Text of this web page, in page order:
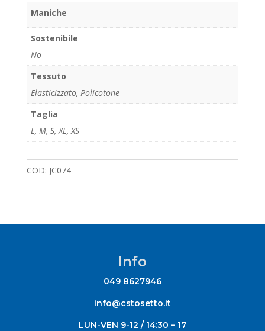
Maniche
Sostenibile
No
Tessuto
Elasticizzato, Policotone
Taglia
L , M, S, XL , XS
COD: JC074
Info
049 8627946
info@cstosetto.it
LUN-VEN 9-12 / 14:30 – 17